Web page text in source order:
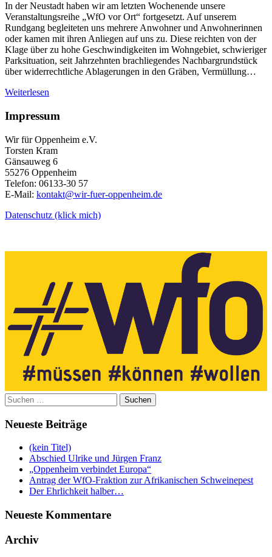
In der Neustadt haben wir am letzten Wochenende unsere
Veranstaltungsreihe „WfO vor Ort“ fortgesetzt. Auf unserem
Rundgang begleiteten uns mehrere Anwohner und Anwohnerinnen
oder kamen mit ihren Anliegen auf uns zu. Diese reichten von der
Klage über zu hohe Geschwindigkeiten im Wohngebiet, schwieriger
Parksituation, seit Jahrzehnten brachliegendes Nachbargrundstück
über widerrechtliche Ablagerungen in den Gräben, Vermüllung…
Weiterlesen
Impressum
Wir für Oppenheim e.V.
Torsten Kram
Gänsauweg 6
55276 Oppenheim
Telefon: 06133-30 57
E-Mail: kontakt@wir-fuer-oppenheim.de
Datenschutz (klick mich)
Suchen
nach:
Neueste Beiträge
(kein Titel)
Abschied Ulrike und Jürgen Franz
„Oppenheim verbindet Europa“
Antrag der WfO-Fraktion zur Afrikanischen Schweinepest
Der Ehrlichkeit halber…
Neueste Kommentare
Archiv